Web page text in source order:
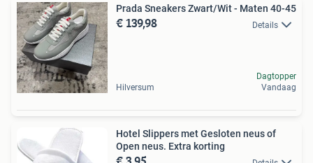
Prada Sneakers Zwart/Wit - Maten 40-45
€ 139,98 Details
Hilversum
Dagtopper
Vandaag
Hotel Slippers met Gesloten neus of
Open neus. Extra korting